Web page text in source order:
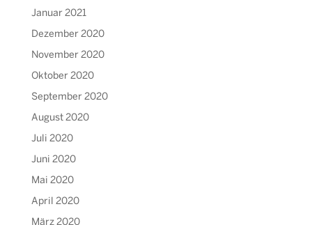
Januar 2021
Dezember 2020
November 2020
Oktober 2020
September 2020
August 2020
Juli 2020
Juni 2020
Mai 2020
April 2020
März 2020